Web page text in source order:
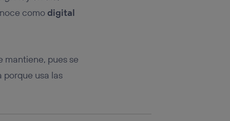
comodigital
mantiene, pues se
usa las
parte